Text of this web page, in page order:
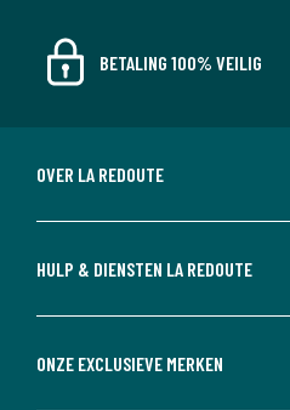
BETALING 100% VEILIG
OVER LA REDOUTE
HULP & DIENSTEN LA REDOUTE
ONZE EXCLUSIEVE MERKEN